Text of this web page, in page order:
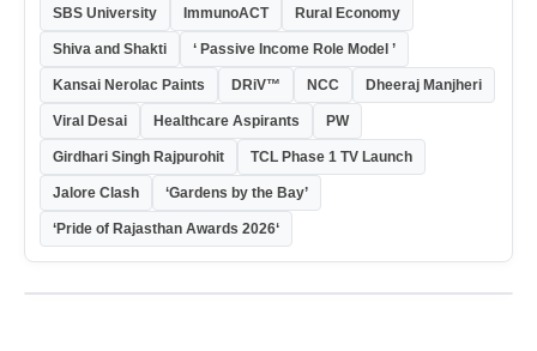
SBS University ImmunoACT Rural Economy
Shiva and Shakti ‘ Passive Income Role Model ’
Kansai Nerolac Paints DRiV™ NCC Dheeraj Manjheri
Viral Desai Healthcare Aspirants PW
Girdhari Singh Rajpurohit TCL Phase 1 TV Launch
Jalore Clash ‘Gardens by the Bay’
‘Pride of Rajasthan Awards 2026‘